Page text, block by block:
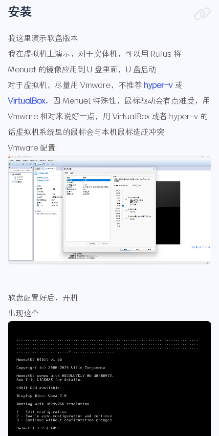
安装
我这里演示软盘版本
我在虚拟机上演示，对于实体机，可以用 Rufus 将
Menuet 的镜像应用到 U 盘里面，U 盘启动
对于虚拟机，尽量用 Vmware，不推荐 hyper-v 或
VirtualBox，因 Menuet 特殊性，鼠标驱动会有点难受，用
Vmware 相对来说好一点，用 VirtualBox 或者 hyper-v 的
话虚拟机系统里的鼠标会与本机鼠标造成冲突
Vmware 配置:
软盘配置好后，开机
出现这个